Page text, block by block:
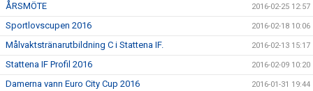
ÅRSMÖTE 2016-02-25 12:57
Sportlovscupen 2016 2016-02-18 10:06
Målvaktstränarutbildning C i Stattena IF. 2016-02-13 15:17
Stattena IF Profil 2016 2016-02-09 10:20
Damerna vann Euro City Cup 2016 2016-01-31 19:44